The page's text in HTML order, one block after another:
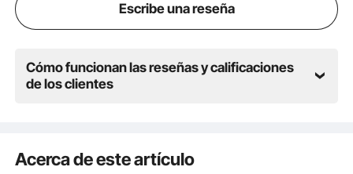
Escribe una reseña
Cómo funcionan las reseñas y calificaciones
de los clientes
Acerca de este artículo